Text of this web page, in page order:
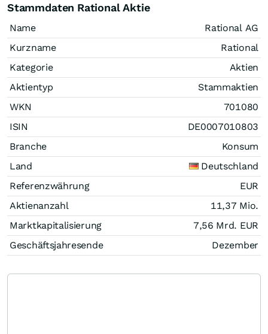
Stammdaten Rational Aktie
Name
Rational AG
Kurzname
Rational
Kategorie
Aktien
Aktientyp
Stammaktien
WKN
701080
ISIN
DE0007010803
Branche
Konsum
Land
Deutschland
Referenzwährung
EUR
Aktienanzahl
11,37 Mio.
Marktkapitalisierung
7,56 Mrd. EUR
Geschäftsjahresende
Dezember